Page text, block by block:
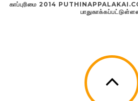
காப்புரிமை 2014